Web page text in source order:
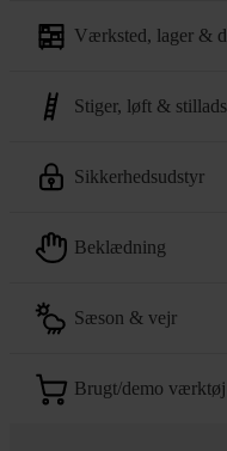
værksted, lager &
stiger, løft &
sikkerhedsudstyr
beklædning
sæson & vejr
brugt/demo værktøj